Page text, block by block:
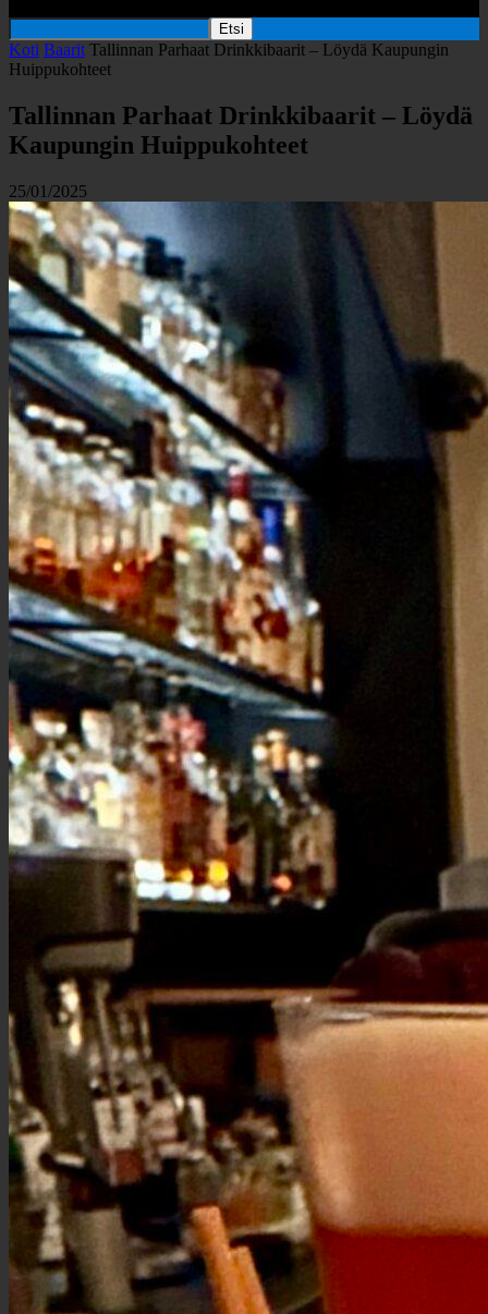
Koti Baarit Tallinnan Parhaat Drinkkibaarit – Löydä Kaupungin
Huippukohteet
Tallinnan Parhaat Drinkkibaarit – Löydä
Kaupungin Huippukohteet
25/01/2025